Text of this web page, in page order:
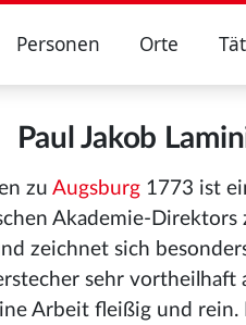
Personen Orte
Paul Jakob
zu Augsburg 1773 ist
Akademie-Direktors
zeichnet sich
sehr vortheilhaft
Arbeit fleißig und rein.